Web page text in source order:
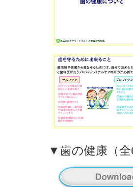
▼歯の健康（